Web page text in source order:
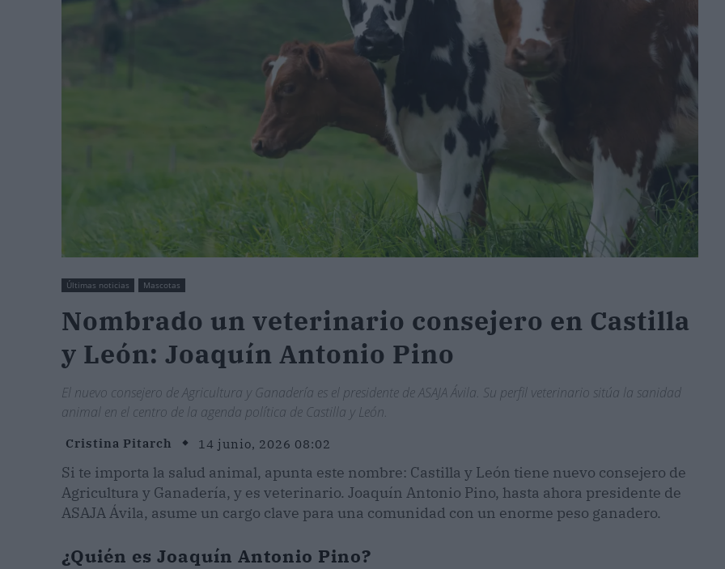
Últimas noticias Mascotas
Nombrado un veterinario consejero en Castilla
y León: Joaquín Antonio Pino
El nuevo consejero de Agricultura y Ganadería es el presidente de ASAJA Ávila. Su perfil veterinario sitúa la sanidad
animal en el centro de la agenda política de Castilla y León.
Cristina Pitarch 14 junio, 2026 08:02
Si te importa la salud animal, apunta este nombre: Castilla y León tiene nuevo consejero de
Agricultura y Ganadería, y es veterinario. Joaquín Antonio Pino, hasta ahora presidente de
ASAJA Ávila, asume un cargo clave para una comunidad con un enorme peso ganadero.
¿Quién es Joaquín Antonio Pino?